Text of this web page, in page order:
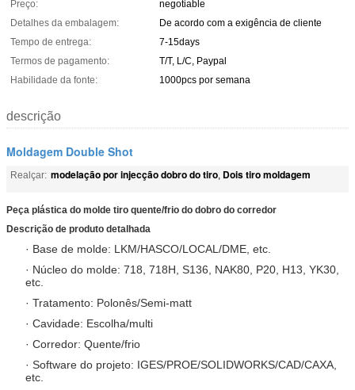
Preço:
negotiable
Detalhes da embalagem:
De acordo com a exigência de cliente
Tempo de entrega:
7-15days
Termos de pagamento:
T/T, L/C, Paypal
Habilidade da fonte:
1000pcs por semana
descrição
Moldagem Double Shot
Realçar: modelação por injecção dobro do tiro, Dois tiro moldagem
Peça plástica do molde tiro quente/frio do dobro do corredor
Descrição de produto detalhada
· Base de molde: LKM/HASCO/LOCAL/DME, etc.
· Núcleo do molde: 718, 718H, S136, NAK80, P20, H13, YK30,
etc.
· Tratamento: Polonês/Semi-matt
· Cavidade: Escolha/multi
· Corredor: Quente/frio
· Software do projeto: IGES/PROE/SOLIDWORKS/CAD/CAXA,
etc.